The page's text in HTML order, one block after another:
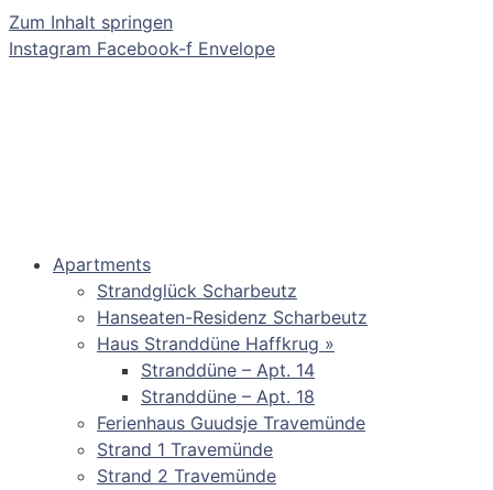
Zum Inhalt springen
Instagram Facebook-f Envelope
Apartments
Strandglück Scharbeutz
Hanseaten-Residenz Scharbeutz
Haus Stranddüne Haffkrug »
Stranddüne – Apt. 14
Stranddüne – Apt. 18
Ferienhaus Guudsje Travemünde
Strand 1 Travemünde
Strand 2 Travemünde